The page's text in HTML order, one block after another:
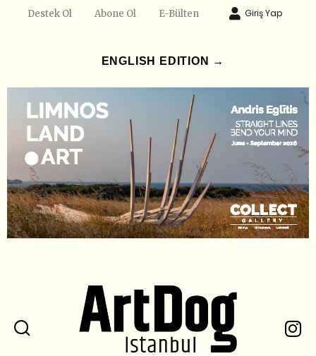
Destek Ol Abone Ol E-Bülten Giriş Yap
ENGLISH EDITION →